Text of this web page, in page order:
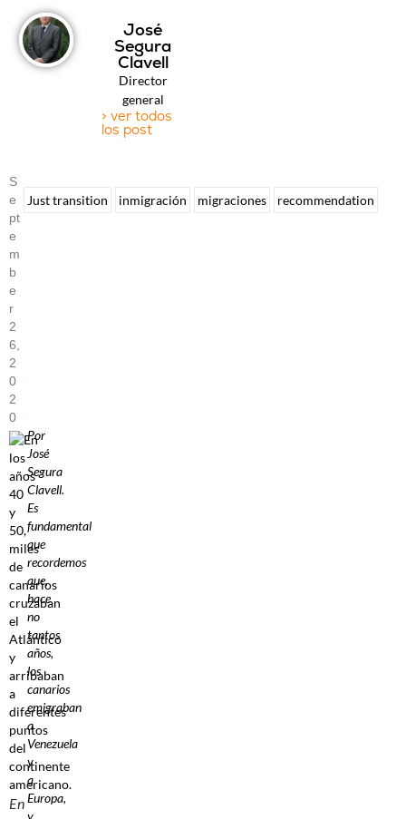
José
Segura
Clavell
Director
general
> ver todos
los post
S
E
Pt
E
M
B
E
R
2
6,
2
0
2
0
En
Por
José
Segura
Clavell.
Es
fundamental
que
recordemos
que,
hace
no
tantos
años,
los
canarios
emigraban
a
Venezuela
y
a
Europa,
y
Just transition inmigración migraciones recommendation